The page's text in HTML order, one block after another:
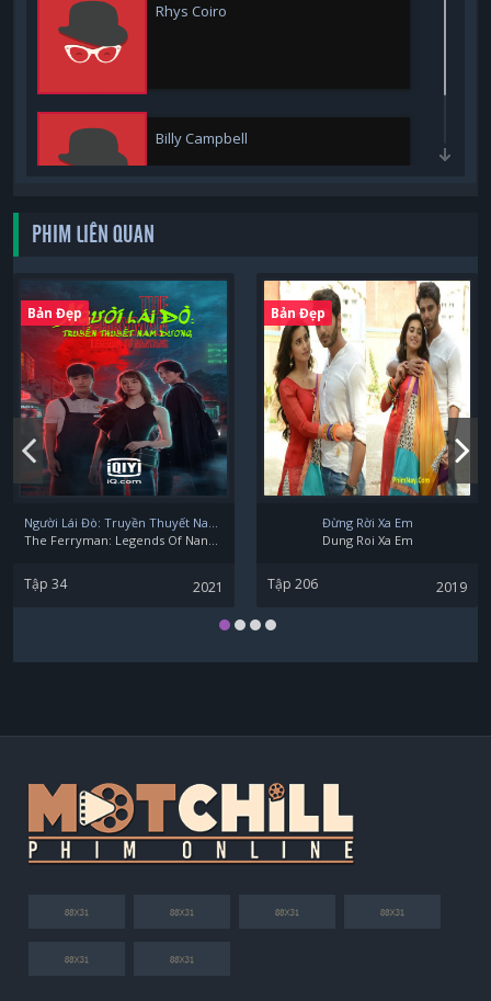
Rhys Coiro
Billy Campbell
PHIM LIÊN QUAN
Bản Đẹp
Tập 34 2021
Bản Đẹp
Đừng Rời Xa Em
Dung Roi Xa Em
Tập 206 2019